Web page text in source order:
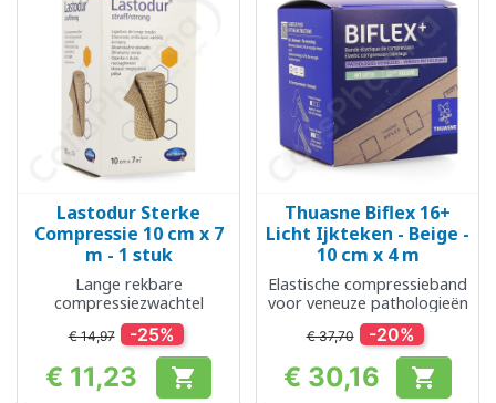
Lastodur Sterke
Compressie 10 cm x 7
m - 1 stuk
Lange rekbare
compressiezwachtel
€ 14,97 -25%
Prijs
€ 11,23 
Thuasne Biflex 16+
Licht Ijkteken - Beige -
10 cm x 4 m
Elastische compressieband
voor veneuze pathologieën
€ 37,70 -20%
Prijs
€ 30,16 